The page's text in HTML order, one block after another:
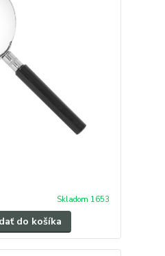
Skladom 1653
do košíka